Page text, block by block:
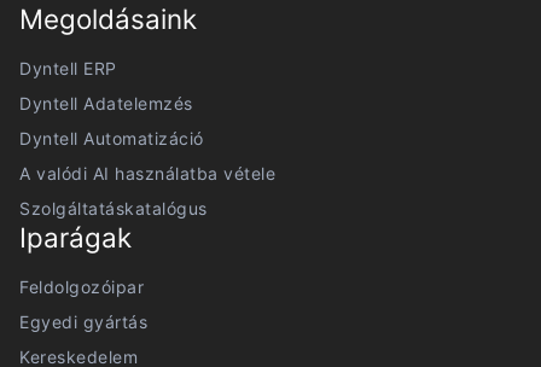
Megoldásaink
Dyntell ERP
Dyntell Adatelemzés
Dyntell Automatizáció
A valódi AI használatba vétele
Szolgáltatáskatalógus
Iparágak
Feldolgozóipar
Egyedi gyártás
Kereskedelem